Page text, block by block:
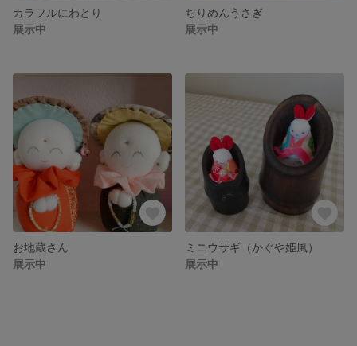
カラフルにわとり
展示中
ちりめんうさぎ
展示中
お地蔵さん
展示中
ミニウサギ（かぐや姫風）
展示中